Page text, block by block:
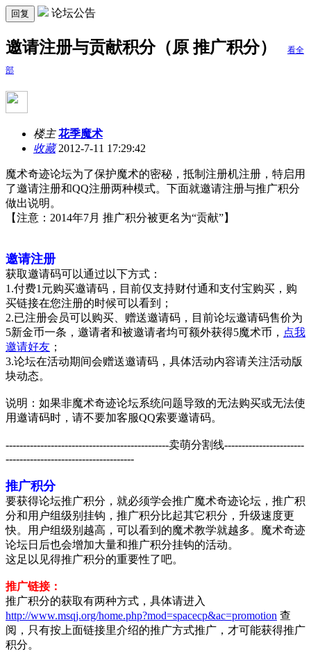
回复 论坛公告
邀请注册与贡献积分（原 推广积分） 看全
部
楼主 花季魔术
收藏2012-7-11 17:29:42
魔术奇迹论坛为了保护魔术的密秘，抵制注册机注册，特启用
了邀请注册和QQ注册两种模式。下面就邀请注册与推广积分
做出说明。
【注意：2014年7月 推广积分被更名为“贡献”】
邀请注册
获取邀请码可以通过以下方式：
1.付费1元购买邀请码，目前仅支持财付通和支付宝购买，购
买链接在您注册的时候可以看到；
2.已注册会员可以购买、赠送邀请码，目前论坛邀请码售价为
5新金币一条，邀请者和被邀请者均可额外获得5魔术币， 点我
邀请好友 ；
3.论坛在活动期间会赠送邀请码，具体活动内容请关注活动版
块动态。
说明：如果非魔术奇迹论坛系统问题导致的无法购买或无法使
用邀请码时，请不要加客服QQ索要邀请码。
-----------------------------------------------卖萌分割线-----------------------
-------------------------------------
推广积分
要获得论坛推广积分，就必须学会推广魔术奇迹论坛，推广积
分和用户组级别挂钩，推广积分比起其它积分，升级速度更
快。用户组级别越高，可以看到的魔术教学就越多。魔术奇迹
论坛日后也会增加大量和推广积分挂钩的活动。
这足以见得推广积分的重要性了吧。
推广链接：
推广积分的获取有两种方式，具体请进入
http://www.msqj.org/home.php?mod=spacecp&ac=promotion 查
阅，只有按上面链接里介绍的推广方式推广，才可能获得推广
积分。